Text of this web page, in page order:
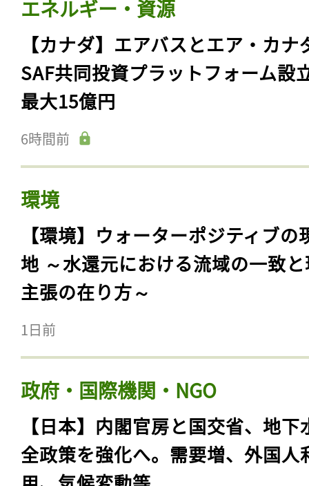
エネルギー・資源
【カナダ】エアバスとエア・カナ
SAF共同投資プラットフォーム設
最大15億円
6時間前
環境
【環境】ウォーターポジティブの
地 ～水還元における流域の一致
主張の在り方～
1日前
政府・国際機関・NGO
【日本】内閣官房と国交省、地下
全政策を強化へ。需要増、外国人